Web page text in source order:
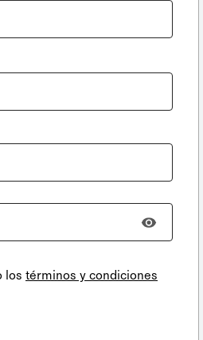
los términos y condiciones